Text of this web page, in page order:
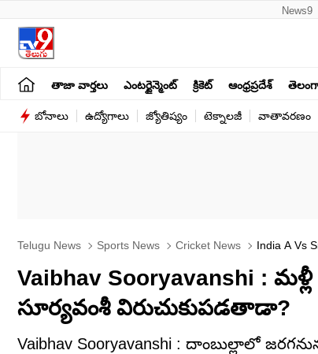
News9
తాజా వార్తలు ఎంటర్టైన్మెంట్ క్రికెట్ ఆంధ్రప్రదేశ్
బోనాలు ఉద్యోగాలు జ్యోతిష్యం టెక్నాలజీ వాతావరణం
Telugu News Sports News Cricket News
India A Vs
Vaibhav Sooryavanshi :
సూర్యవంశీ విరుచుకుపడతాడా?
Vaibhav Sooryavanshi : దాంబుల్లాలో